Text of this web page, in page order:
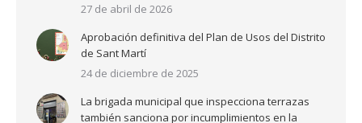
27 de abril de 2026
Aprobación definitiva del Plan de Usos del Distrito
de Sant Martí
24 de diciembre de 2025
La brigada municipal que inspecciona terrazas
también sanciona por incumplimientos en la